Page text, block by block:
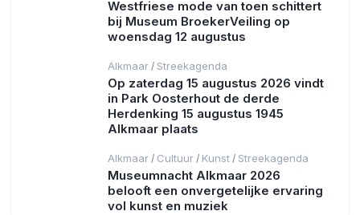
Westfriese mode van toen schittert
bij Museum BroekerVeiling op
woensdag 12 augustus
Alkmaar / Streekagenda
Op zaterdag 15 augustus 2026 vindt
in Park Oosterhout de derde
Herdenking 15 augustus 1945
Alkmaar plaats
Alkmaar / Cultuur / Kunst / Streekagenda
Museumnacht Alkmaar 2026
belooft een onvergetelijke ervaring
vol kunst en muziek